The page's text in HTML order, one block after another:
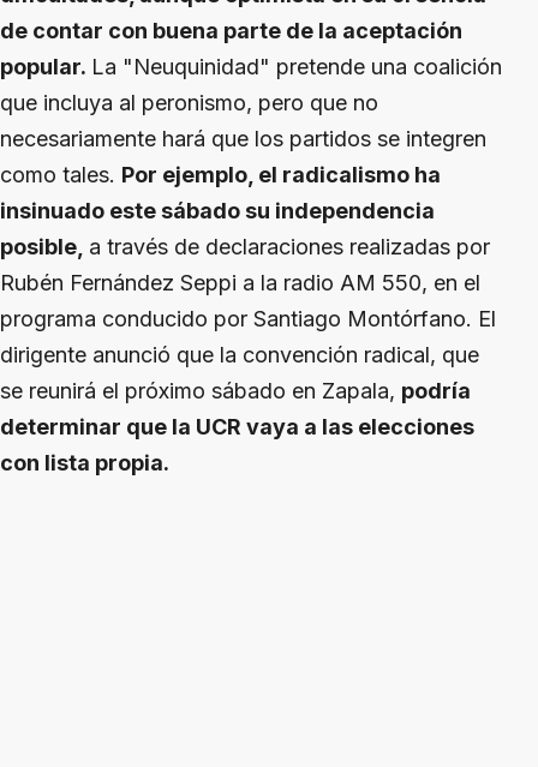
de contar con buena parte de la aceptación
popular. La "Neuquinidad" pretende una coalición
que incluya al peronismo, pero que no
necesariamente hará que los partidos se integren
como tales. Por ejemplo, el radicalismo ha
insinuado este sábado su independencia
posible, a través de declaraciones realizadas por
Rubén Fernández Seppi a la radio AM 550, en el
programa conducido por Santiago Montórfano. El
dirigente anunció que la convención radical, que
se reunirá el próximo sábado en Zapala, podría
determinar que la UCR vaya a las elecciones
con lista propia.